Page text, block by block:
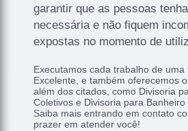
garantir que as pessoas
necessária e não fiquem
expostas no momento de
Executamos cada trabalho de
Excelente, e também oferecemos
além dos citados, como Divisoria
Coletivos e Divisoria para Banheiro
Saiba mais entrando em contato
prazer em atender você!